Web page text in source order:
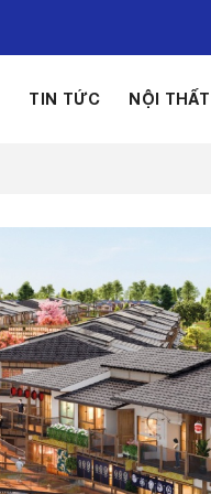
TIN TỨC NỘI THẤT